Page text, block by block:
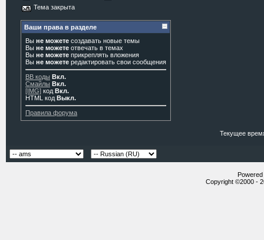
Тема закрыта
Ваши права в разделе
Вы не можете создавать новые темы
Вы не можете отвечать в темах
Вы не можете прикреплять вложения
Вы не можете редактировать свои сообщения
BB коды Вкл.
Смайлы Вкл.
[IMG] код Вкл.
HTML код Выкл.
Правила форума
Текущее
Copyright ©2000 -